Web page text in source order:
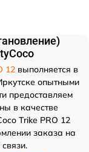
12 выполняется в
опытными
предоставляем
в качестве
Trike PRO 12
заказа на